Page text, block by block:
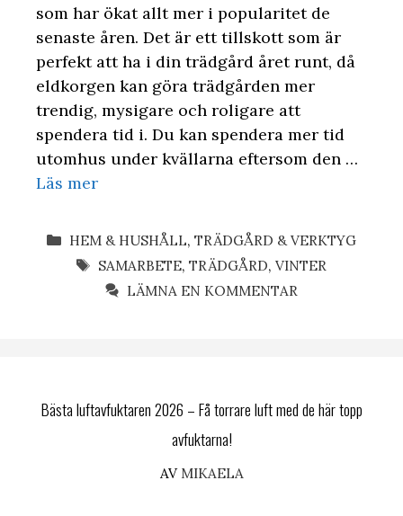
som har ökat allt mer i popularitet de
senaste åren. Det är ett tillskott som är
perfekt att ha i din trädgård året runt, då
eldkorgen kan göra trädgården mer
trendig, mysigare och roligare att
spendera tid i. Du kan spendera mer tid
utomhus under kvällarna eftersom den …
Läs mer
KATEGORIER
HEM & HUSHÅLL, TRÄDGÅRD & VERKTYG
ETIKETTER
SAMARBETE,TRÄDGÅRD,VINTER
LÄMNA EN KOMMENTAR
Bästa luftavfuktaren 2026 – Få torrare luft med de här topp
avfuktarna!
AV MIKAELA